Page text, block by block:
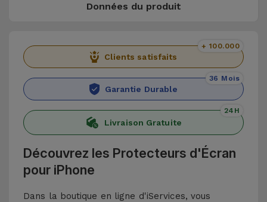
Données du produit
Clients satisfaits
+ 100.000
Garantie Durable
36 Mois
Livraison Gratuite
24H
Découvrez les Protecteurs d'Écran
pour iPhone
Dans la boutique en ligne d'iServices, vous